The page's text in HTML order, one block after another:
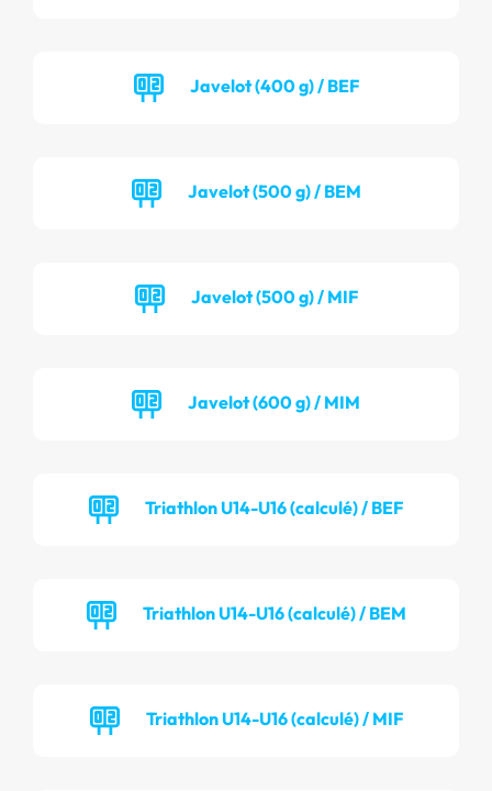
Javelot (400 g) / BEF
Javelot (500 g) / BEM
Javelot (500 g) / MIF
Javelot (600 g) / MIM
Triathlon U14-U16 (calculé) / BEF
Triathlon U14-U16 (calculé) / BEM
Triathlon U14-U16 (calculé) / MIF